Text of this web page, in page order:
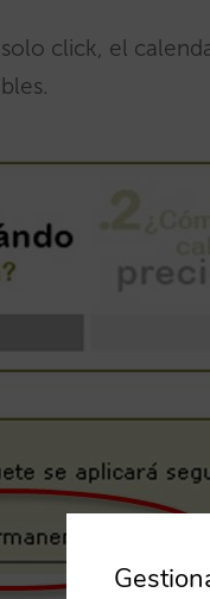
click, el